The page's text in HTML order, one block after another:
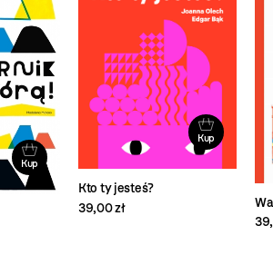
Kup
Kup
Kto ty jesteś?
39,00 zł